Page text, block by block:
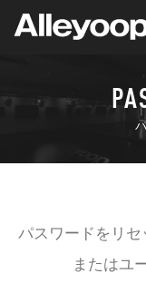
Studio Alleyoop
パスワードをリ
またはユ